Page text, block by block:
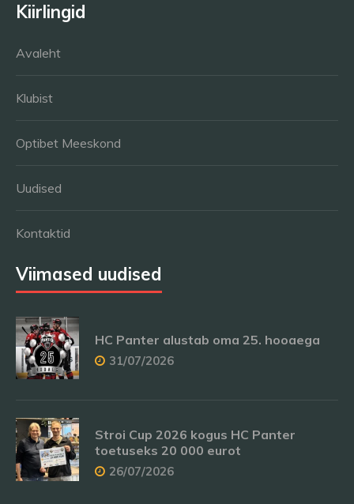
Kiirlingid
Avaleht
Klubist
Optibet Meeskond
Uudised
Kontaktid
Viimased uudised
HC Panter alustab oma 25. hooaega
31/07/2026
Stroi Cup 2026 kogus HC Panter
toetuseks 20 000 eurot
26/07/2026